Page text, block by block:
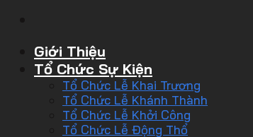
Giới Thiệu
Tổ Chức Sự Kiện
Tổ Chức Lễ Khai Trương
Tổ Chức Lễ Khánh Thành
Tổ Chức Lễ Khởi Công
Tổ Chức Lễ Động Thổ